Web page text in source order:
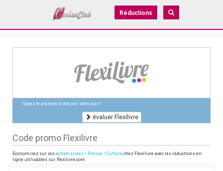
Réductions
Soyez le premier à donner votre avis !
évaluer Flexilivre
Code promo Flexilivre
Economisez sur vos achats Livres / Presse / Culture chez Flexilivre avec les réductions en
ligne utilisables sur flexilivre.com